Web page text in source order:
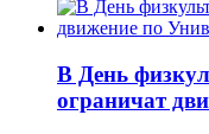
​В День
ограничат